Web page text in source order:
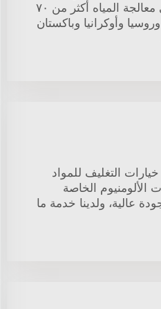
الألومنيوم المستخدمة في معالجة المياه أكثر من ٧٠
وأوكرانيا وباكستان
التغليف للمواد
الألومنيوم الخاصة
عالية، ولدينا خدمة ما